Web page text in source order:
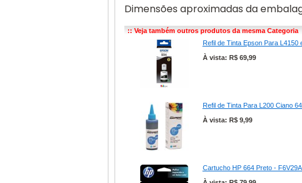
Dimensões aproximadas da
:: Veja também outros produtos da mesma Categoria
Refil de Tinta Epson Para L4150
À vista: R$ 69,99
Refil de Tinta Para L200 Ciano
À vista: R$ 9,99
Cartucho HP 664 Preto -